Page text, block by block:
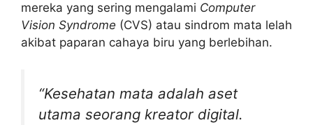
mereka yang sering mengalami Computer
Vision Syndrome (CVS) atau sindrom mata lelah
akibat paparan cahaya biru yang berlebihan.
“Kesehatan mata adalah aset
utama seorang kreator digital.